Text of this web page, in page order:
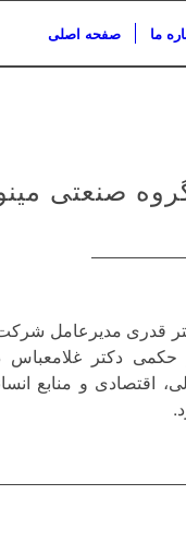
صفحه اصلی ما
گروه صنعتی
قدری مدیرعامل شرکت
حکمی دکتر
اقتصادی و منابع